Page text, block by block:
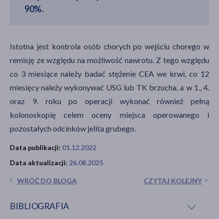
90%.
Istotna jest kontrola osób chorych po wejściu chorego w
remisję ze względu na możliwość nawrotu. Z tego względu
co 3 miesiące należy badać stężenie CEA we krwi, co 12
miesięcy należy wykonywać USG lub TK brzucha, a w 1., 4.
oraz 9. roku po operacji wykonać również pełną
kolonoskopię celem oceny miejsca operowanego i
pozostałych odcinków jelita grubego.
Data publikacji: 01.12.2022
Data aktualizacji: 26.08.2025
WRÓĆ DO BLOGA CZYTAJ KOLEJNY
BIBLIOGRAFIA